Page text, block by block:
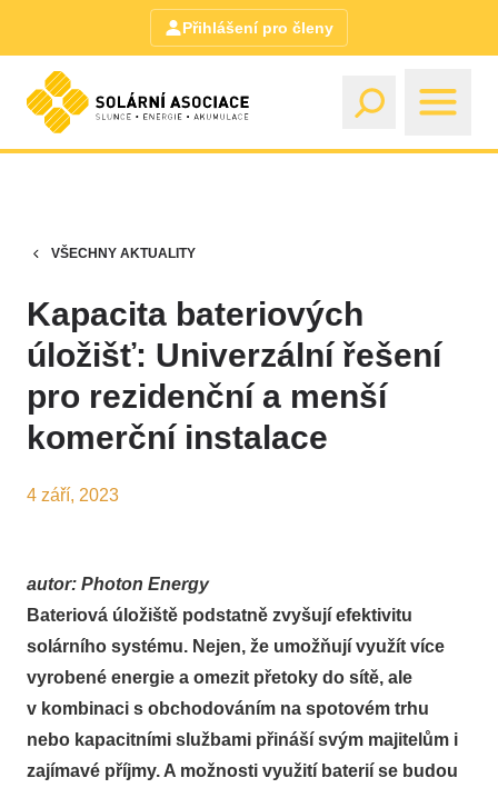
Přihlášení pro členy
VŠECHNY AKTUALITY
Kapacita bateriových
úložišť: Univerzální řešení
pro rezidenční a menší
komerční instalace
4 září, 2023
autor: Photon Energy
Bateriová úložiště podstatně zvyšují efektivitu
solárního systému. Nejen, že umožňují využít více
vyrobené energie a omezit přetoky do sítě, ale
v kombinaci s obchodováním na spotovém trhu
nebo kapacitními službami přináší svým majitelům i
zajímavé příjmy. A možnosti využití baterií se budou